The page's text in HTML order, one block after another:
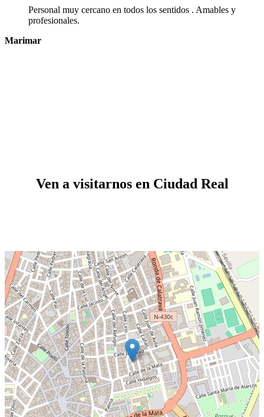
Personal muy cercano en todos los sentidos . Amables y
profesionales.
Marimar
Ven a visitarnos en Ciudad Real